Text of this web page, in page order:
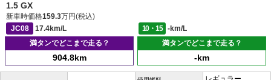
1.5 GX
新車時価格159.3万円(税込)
JC08
17.4km/L 10・15
-km/L
満タンでどこまで走る？
904.8km
満タンでどこまで走る？
-km